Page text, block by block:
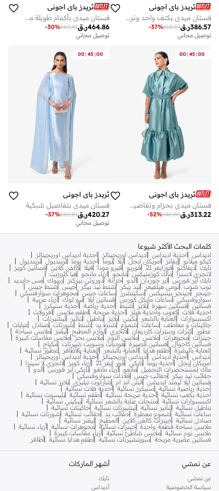
ثريدز باي اجوني
فستان ميدي بكتف واحد وترتر مكشكش
ر.ق386.57
613.59
-37%
توصيل مجاني
ثريدز باي اجوني
فستان ميدي بأكمام طويلة مزين بالدانتيل
ر.ق464.86
660.81
-30%
توصيل مجاني
00:45:00
ثريدز باي اجوني
فستان ميدي بحزام وتفاصيل أزرار
ر.ق313.22
646.65
-52%
00:45:00
ثريدز باي اجوني
فستان ميدي بتفاصيل شبكية
ر.ق420.27
660.81
-37%
توصيل مجاني
كلمات البحث الأكثر شيوعا
اديداس احذية اديداس اديداس اوريجينالز
احذية اديداس اوريجينالز
كيكو ميلانو
إيفانز امريكان ايجل ايلا بوما احذية بوما ترينديول ترينديول
نايك ديفاكتو فورايفر 21 فوريو فيرو مودا فيلا كالفن كلاين فساتين كويز
لانجري لاسنزا
ماك كوزمتيكس مانجو ازياء مانجو
هيا كلوزيت
نايك اير فورس
اير جوردان الدو خزانة دوروثي بيركنز ريبوك مس جايديد
توب شوب تومي هيلفيغر تيد بيكر شنط تيد بيكر جيس
شنط جيس
جينجر
جينجر بيسيكس سكيتشرز ساعات جيس مجوهرات سوارفسكي
سواروفسكي
ساعات مايكل كورس فساتين ايلا نيو لوك أزياء عربية
فساتين
فساتين سهرة بلايز شنط احذية رياضة
احذية سنيكرز
احذية فلات كعوب واحذية هيلز احذية مريحة اطقم ملابس
افرولات
اكسسوارات
العناية بالشعر بكيني بلايز بناطيل تنانير
تيشيرتات
جاكيتات و معاطف
ساعات شموع شنط يد شنط شورتات صنادل
عبايات
عطور
كنزات وسترات كارديغان لانجري لوازم المطبخ ليقنز
ملابس سباحة
جينزات مجوهرات ملابس ملابس النوم ملابس بحر ملابس مقاسات كبيرة
فساتين كاجوال
فساتين قصيرة هوديات وسويت شيرتات مكياج
العناية بالبشرة أطقم هدايا العناية بالشعر العناية بالأظافر
عطور نسائية
أديداس أحذية أديداس أديداس أوريجينالز
أحذية أديداس أوريجينالز
أمريكان إيجل أحذية بوما نايكي فور إيفر 21 أزياء كويز
لانجري لا سينزا
ماك لمستحضرات التجميل مانغو أزياء مانغو نايكي اير فورس ألدو
حقائب تيد بيكر
حقائب جيس
قلادات سواروفسكي
فساتين ايلا ليمتد ايديشن
اتش اند ام شارلوت تيلبري بلايز نسائية
أحذية رياضية نسائية
سنيكرز نسائية أحذية فلات نسائية
أحذية بكعب نسائية أحذية مريحة نسائية أطقم نسائية بليسوت نسائية
اكسسوارات نسائية منتجات عناية بالشعر نسائية بيكيني نسائية
بناطيل نسائية تنانير نسائية تيشيرتات نسائية جاكيتات نسائية
ساعات نسائية
شموع معطرة حقائب يد حقائب نسائية
شورتات نسائية
صنادل نسائية جينزات كالفن كلاين المطبخ
ليقنز نسائية
ملابس سباحة قطعة واحدة جينزات نسائية مجوهرات نسائية أزياء نسائية
ملابس نوم نسائية ملابس شاطئ نسائية أزياء مقاسات كبيرة
فساتين عصرية مريحة
سويتشيرتات نسائية أطقم هدايا نسائية أظافر
عن نمشي
عن نمشي
سياسة الخصوصية
أشهر الماركات
نايك
أديداس